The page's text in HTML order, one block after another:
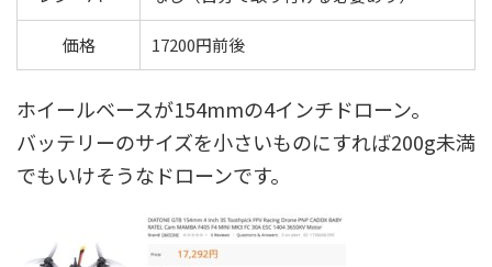
価格 17200円前後
ホイールベースが154mmの4インチドローン。
バッテリーのサイズを小さいものにすれば200g未満
でもいけそうなドローンです。